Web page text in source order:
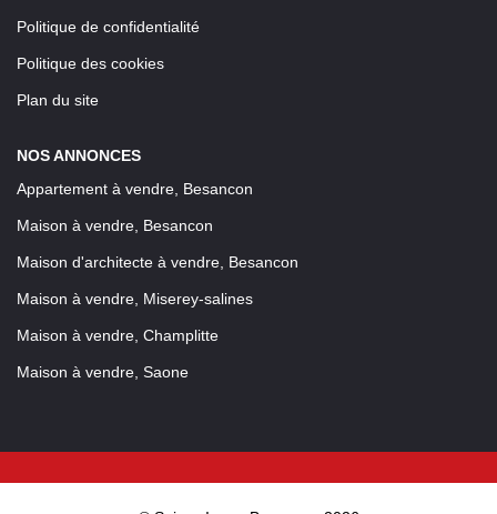
Politique de confidentialité
Politique des cookies
Plan du site
NOS ANNONCES
Appartement à vendre, Besancon
Maison à vendre, Besancon
Maison d'architecte à vendre, Besancon
Maison à vendre, Miserey-salines
Maison à vendre, Champlitte
Maison à vendre, Saone